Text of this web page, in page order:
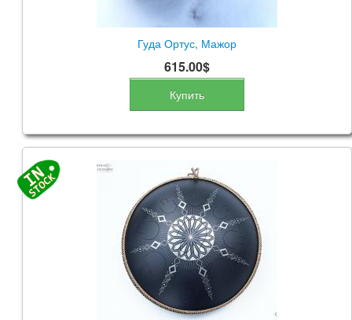
Гуда Ортус, Мажор
615.00$
Купить